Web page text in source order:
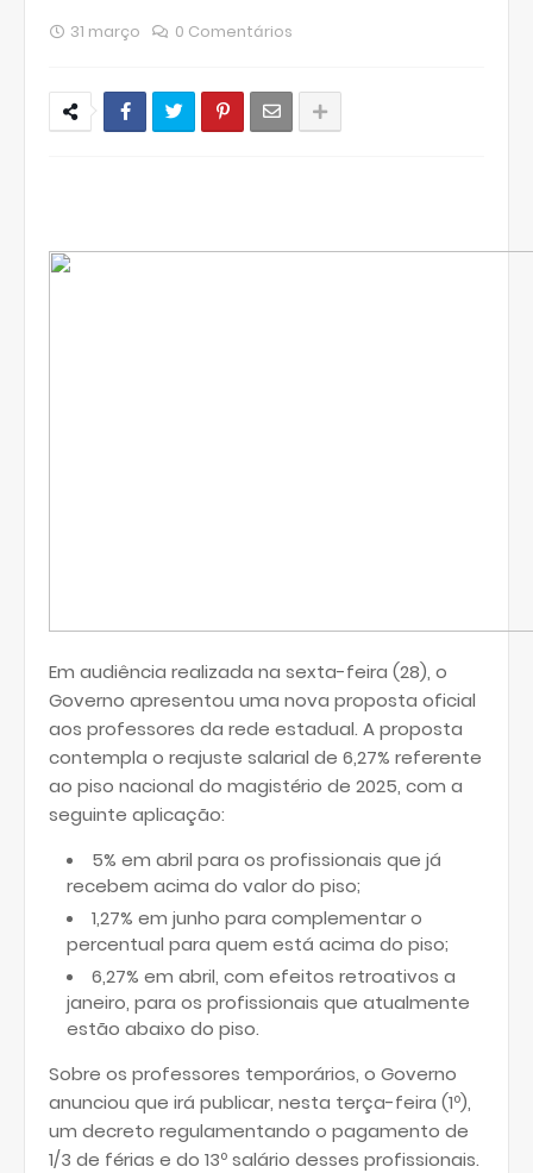
31 março 0 Comentários
Em audiência realizada na sexta-feira (28), o
Governo apresentou uma nova proposta oficial
aos professores da rede estadual. A proposta
contempla o reajuste salarial de 6,27% referente
ao piso nacional do magistério de 2025, com a
seguinte aplicação:
5% em abril para os profissionais que já
recebem acima do valor do piso;
1,27% em junho para complementar o
percentual para quem está acima do piso;
6,27% em abril, com efeitos retroativos a
janeiro, para os profissionais que atualmente
estão abaixo do piso.
Sobre os professores temporários, o Governo
anunciou que irá publicar, nesta terça-feira (1º),
um decreto regulamentando o pagamento de
1/3 de férias e do 13º salário desses profissionais.